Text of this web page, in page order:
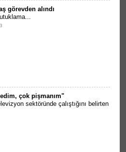
görevden alındı
çok pişmanım"
sektöründe çalıştığını belirten